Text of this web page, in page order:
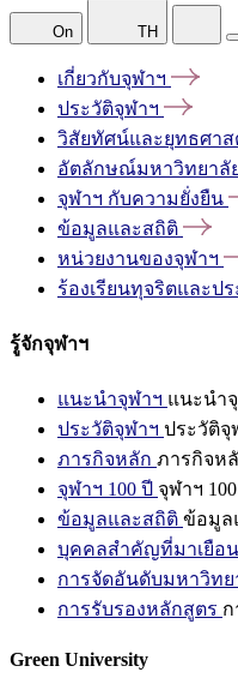
On TH
เกี่ยวกับจุฬาฯ
ประวัติจุฬาฯ
วิสัยทัศน์และยุทธศาส
อัตลักษณ์มหาวิทยาลั
จุฬาฯ กับความยั่งยืน
ข้อมูลและสถิติ
หน่วยงานของจุฬาฯ
ร้องเรียนทุจริตและป
รู้จักจุฬาฯ
แนะนำจุฬาฯ แนะนำ
ประวัติจุฬาฯ ประวัติจุ
ภารกิจหลัก ภารกิจห
จุฬาฯ 100 ปี จุฬาฯ
ข้อมูลและสถิติ ข้อมูล
บุคคลสำคัญที่มาเยือน
การจัดอันดับมหาวิทย
การรับรองหลักสูตร
Green University